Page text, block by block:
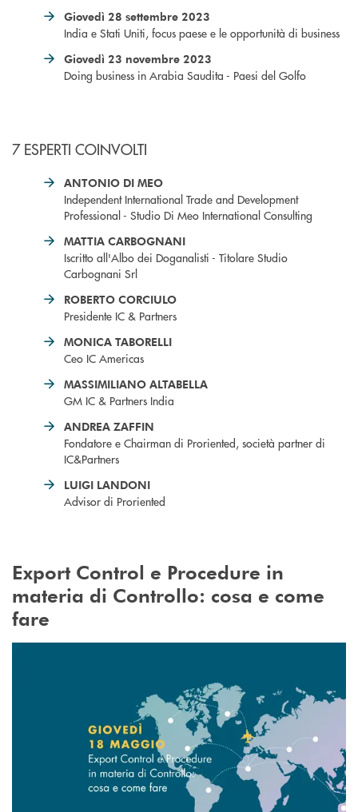
Giovedì 28 settembre 2023
India e Stati Uniti, focus paese e le opportunità di business
Giovedì 23 novembre 2023
Doing business in Arabia Saudita - Paesi del Golfo
7 ESPERTI COINVOLTI
ANTONIO DI MEO
Independent International Trade and Development
Professional - Studio Di Meo International Consulting
MATTIA CARBOGNANI
Iscritto all'Albo dei Doganalisti - Titolare Studio
Carbognani Srl
ROBERTO CORCIULO
Presidente IC & Partners
MONICA TABORELLI
Ceo IC Americas
MASSIMILIANO ALTABELLA
GM IC & Partners India
ANDREA ZAFFIN
Fondatore e Chairman di Proriented, società partner di
IC&Partners
LUIGI LANDONI
Advisor di Proriented
Export Control e Procedure in
materia di Controllo: cosa e come
fare